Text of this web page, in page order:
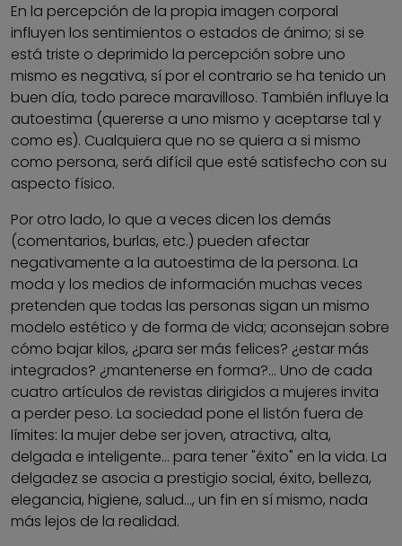
En la percepción de la propia imagen corporal
influyen los sentimientos o estados de ánimo; si se
está triste o deprimido la percepción sobre uno
mismo es negativa, sí por el contrario se ha tenido un
buen día, todo parece maravilloso. También influye la
autoestima (quererse a uno mismo y aceptarse tal y
como es). Cualquiera que no se quiera a si mismo
como persona, será difícil que esté satisfecho con su
aspecto físico.
Por otro lado, lo que a veces dicen los demás
(comentarios, burlas, etc.) pueden afectar
negativamente a la autoestima de la persona. La
moda y los medios de información muchas veces
pretenden que todas las personas sigan un mismo
modelo estético y de forma de vida; aconsejan sobre
cómo bajar kilos, ¿para ser más felices? ¿estar más
integrados? ¿mantenerse en forma?... Uno de cada
cuatro artículos de revistas dirigidos a mujeres invita
a perder peso. La sociedad pone el listón fuera de
límites: la mujer debe ser joven, atractiva, alta,
delgada e inteligente... para tener "éxito" en la vida. La
delgadez se asocia a prestigio social, éxito, belleza,
elegancia, higiene, salud..., un fin en sí mismo, nada
más lejos de la realidad.